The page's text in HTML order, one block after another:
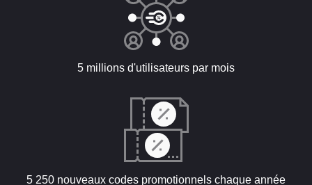
5 millions d'utilisateurs par mois
5 250 nouveaux codes promotionnels chaque année